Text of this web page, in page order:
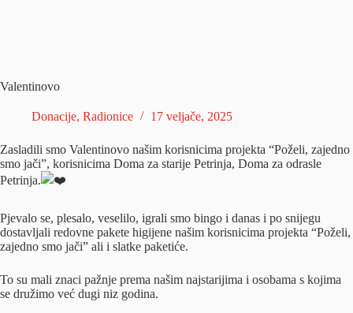
Valentinovo
Donacije, Radionice 17 veljače, 2025
Zasladili smo Valentinovo našim korisnicima projekta “Poželi, zajedno
smo jači”, korisnicima Doma za starije Petrinja, Doma za odrasle
Petrinja.
Pjevalo se, plesalo, veselilo, igrali smo bingo i danas i po snijegu
dostavljali redovne pakete higijene našim korisnicima projekta “Poželi,
zajedno smo jači” ali i slatke paketiće.
To su mali znaci pažnje prema našim najstarijima i osobama s kojima
se družimo već dugi niz godina.